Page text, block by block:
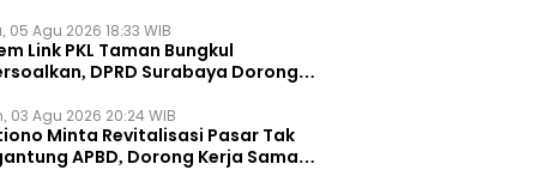
05 Agu 2026 18:33 WIB
Link PKL Taman Bungkul
DPRD Surabaya Dorong
03 Agu 2026 20:24 WIB
Minta Revitalisasi Pasar Tak
APBD, Dorong Kerja Sama